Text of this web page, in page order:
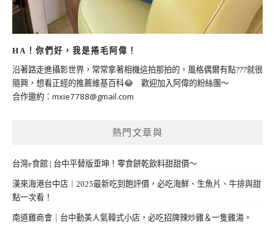
HA！你們好，我是捲毛阿偉！
沿著路走進攝影世界，常常拿著相機這拍那拍的，風格偶爾有點???就很
隨興，想看正經的推薦維基百科😂 歡迎加入阿偉的粉絲團～
合作邀約： mxie7788@gmail.com
熱門文章與
台灣e食館 | 台中平替版垂坤！零食餅乾飲料甜甜價～
漢來海港台中店｜2025最新吃到飽評價，必吃海鮮、生魚片、牛排與甜
點一次看！
南道雞商會｜台中勤美人氣韓式小店，必吃招牌辣炒雞＆一隻雞湯。